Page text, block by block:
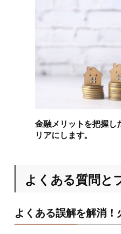
金融メリットを把握し
リアにします。
よくある質問と
よくある誤解を解消！